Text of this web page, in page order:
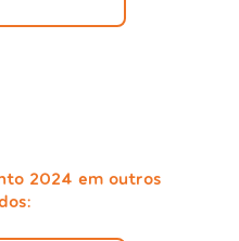
2024 em outros